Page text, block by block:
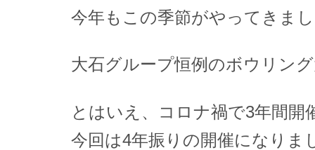
今年もこの季節がやってきま
大石グループ恒例のボウリン
とはいえ、コロナ禍で3年間開
今回は4年振りの開催になりま